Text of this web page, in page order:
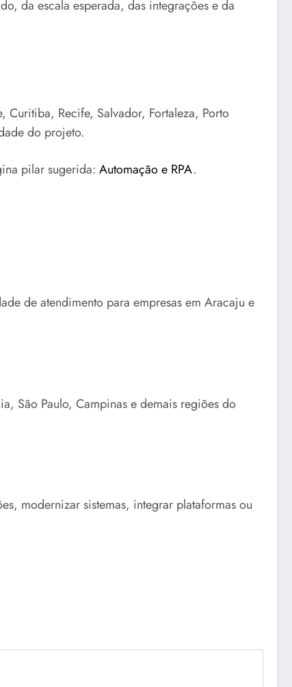
da escala esperada, das integrações e da
Curitiba, Recife, Salvador, Fortaleza, Porto
do projeto.
pilar sugerida: Automação e RPA.
de atendimento para empresas em Aracaju e
São Paulo, Campinas e demais regiões do
modernizar sistemas, integrar plataformas ou